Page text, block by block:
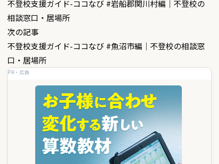
稿
ナ
ビ
ゲ
不登校支援ガイド-ココなび #岩船郡関川村編｜不登校の
相談窓口・居場所
次の記事
不登校支援ガイド-ココなび #魚沼市編｜不登校の相談窓
口・居場所
PR・広告